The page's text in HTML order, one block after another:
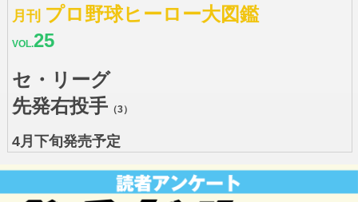
月刊 プロ野球ヒーロー大図鑑
VOL.25
セ・リーグ
先発右投手（3）
4月下旬発売予定